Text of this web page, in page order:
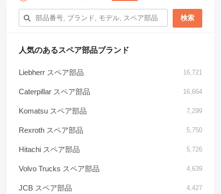
人気のあるスペア部品ブランド
Liebherr スペア部品 16,721
Caterpillar スペア部品 16,664
Komatsu スペア部品 7,299
Rexroth スペア部品 5,750
Hitachi スペア部品 5,726
Volvo Trucks スペア部品 4,639
JCB スペア部品 4,427